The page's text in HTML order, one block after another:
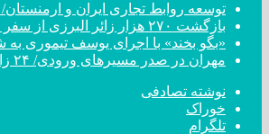
توسعه روابط تجاری ایران و
بازگشت ۲۷۰ هزار زائر البرزی از سفر اربعین
«بگو بخند» با اجرای یوسف تیموری به
مهران در صدر مسیر‌های ورودی/ ۲۴ زائر جان باختند و ۱۵۴ نفر مصدوم شدند
نوشته تصادفی
خوراک
تلگرام